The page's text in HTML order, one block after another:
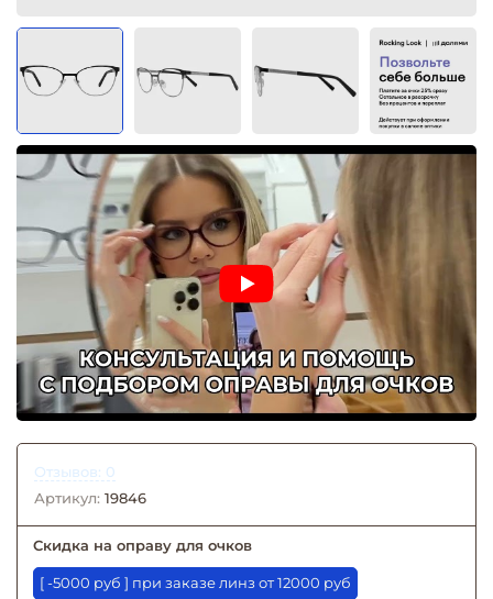
Отзывов: 0
Артикул: 19846
Скидка на оправу для очков
[ -5000 руб ] при заказе линз от 12000 руб